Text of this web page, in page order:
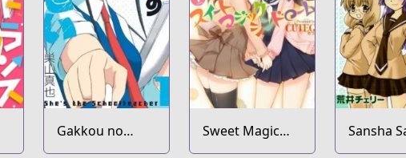
Gakkou no
Sensei
Sweet Magic
Syndrome
Sansha